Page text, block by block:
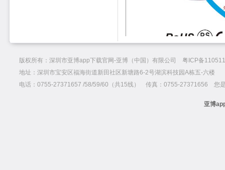
版权所有：深圳市亚博app下载官网-亚博（中国）有限公司 粤ICP备
地址：深圳市宝安区福海街道新田社区新塘路6-2号湖滨科技园A栋五-六楼
电话：0755-27371657 /58/59/60（共15线） 传真：0755-27371656 您
亚博